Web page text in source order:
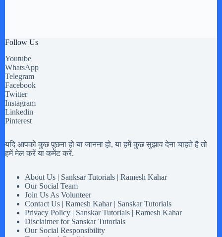
Follow Us
Youtube
WhatsApp
Telegram
Facebook
Twitter
Instagram
Linkedin
Pinterest
यदि आपको कुछ पूछना हो या जानना हो, या हमें कुछ सुझाव देना चाहते है तो
हमें मेल करें या कमेंट करें.
About Us | Sanksar Tutorials | Ramesh Kahar
Our Social Team
Join Us As Volunteer
Contact Us | Ramesh Kahar | Sanskar Tutorials
Privacy Policy | Sanskar Tutorials | Ramesh Kahar
Disclaimer for Sanskar Tutorials
Our Social Responsibility